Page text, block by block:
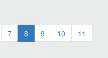
7 8 9 10
11